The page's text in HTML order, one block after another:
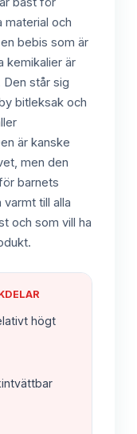
material och
bebis som är
kemikalier är
står sig
bitleksak och
är kanske
men den
barnets
till alla
och som vill ha
högt